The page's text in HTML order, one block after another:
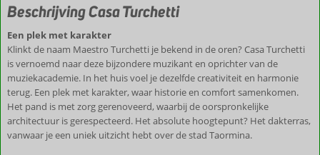
Beschrijving Casa Turchetti
Een plek met karakter
Klinkt de naam Maestro Turchetti je bekend in de oren? Casa Turchetti
is vernoemd naar deze bijzondere muzikant en oprichter van de
muziekacademie. In het huis voel je dezelfde creativiteit en harmonie
terug. Een plek met karakter, waar historie en comfort samenkomen.
Het pand is met zorg gerenoveerd, waarbij de oorspronkelijke
architectuur is gerespecteerd. Het absolute hoogtepunt? Het dakterras,
vanwaar je een uniek uitzicht hebt over de stad Taormina.